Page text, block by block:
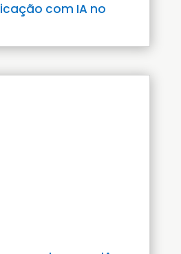
com IA no